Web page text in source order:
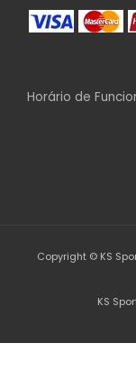
Horário de
Copyright © KS
KS